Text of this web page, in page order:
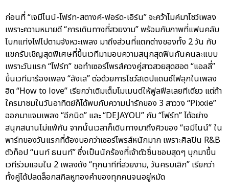
ก่อนที่ “เจมีไนน์-โฟร์ท-สตางค์-ฟอร์ด-เอิร์น” จะคว้าไมค์มาโชว์เพลง
เพราะความหมายดี “การเดินทางที่สวยงาม” พร้อมกับภาพที่แฟนคลับ
โบกแท่งไฟไปตามจังหวะเพลง มาถึงส่วนที่แตกต่างของทั้ง 2 วัน กับ
แขกรับเชิญสุดพิเศษที่ขึ้นเวทีมามอบความสนุกสุดฟินกันคนละแบบ
เพราะวันแรก “โฟร์ท” ขอทำเซอร์ไพรส์ควงคู่สาวสวยสุดฮอต “แอลลี่”
ขึ้นเวทีมาร้องเพลง “ลังเล” ต่อด้วยการโชว์สเตปแดนซ์ไฟลุกในเพลง
ฮิต “How to love” เรียกว่าเติมเต็มโมเมนต์ให้ฟูลฟีลเลยทีเดียว แต่ถ้า
ใครมาชมในวันอาทิตย์ก็ได้พบกับความน่ารักของ 3 สาววง “Pixxie”
ออกมาแจมเพลง “อีกนิด” และ “DEJAYOU” กับ “โฟร์ท” ได้อย่าง
สนุกสนานไม่แพ้กัน จากนั้นเวลาก็เดินทางมาถึงคิวของ “เจมีไนน์” ใน
พาร์ทของวันแรกที่ต้องบอกว่าเซอร์ไพรส์หนักมาก เพราะศิลปิน R&B
ตัวท็อป “นนท์ ธนนท์” ซึ่งเป็นนักร้องที่เจ้าตัวชื่นชอบสุดๆ บุกมาขึ้น
เวทีร่วมแจมใน 2 เพลงดัง “ทุกนาทีที่สวยงาม, วันครบเลิก” เรียกว่า
ทั้งคู่ได้ปลดล็อกสกิลหูทองคำของทุกคนจนอยู่หมัด